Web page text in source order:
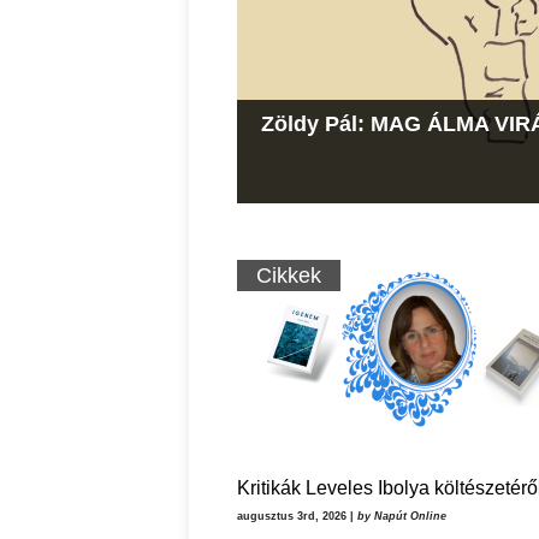
Kritikák Leveles Ibolya
Zöldy Pál: MAG ÁLMA
Zöldy Pál: Szent hamu-
A „CSEND, ISTEN”-
Cikkek
Kritikák Leveles Ibolya költészetéről
augusztus 3rd, 2026 | by Napút Online